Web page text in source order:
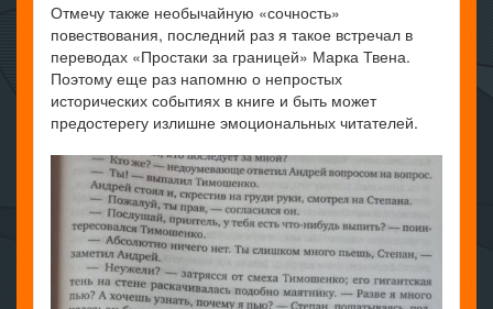
Отмечу также необычайную «сочность»
повествования, последний раз я такое встречал в
переводах «Простаки за границей» Марка Твена.
Поэтому еще раз напомню о непростых
исторических событиях в книге и быть может
предостерегу излишне эмоциональных читателей.